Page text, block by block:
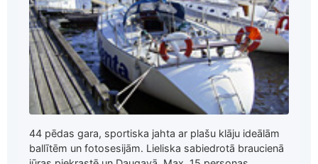
44 pēdas gara, sportiska jahta ar plašu klāju ideālām
ballītēm un fotosesijām. Lieliska sabiedrotā braucienā